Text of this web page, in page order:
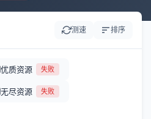
测速 排序
优质资源 失败
无尽资源 失败